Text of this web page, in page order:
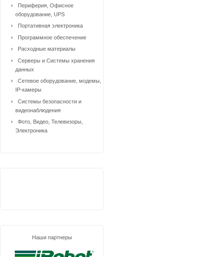
Периферия, Офисное
оборудование, UPS
Портативная электроника
Программное обеспечение
Расходные материалы
Серверы и Системы хранения
данных
Сетевое оборудование, модемы,
IP-камеры
Системы безопасности и
видеонаблюдения
Фото, Видео, Телевизоры,
Электроника
Наши партнеры